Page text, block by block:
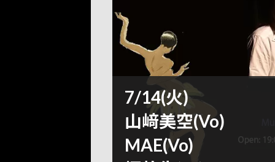
7/14(火)
山﨑美空(Vo)
MAE(Vo)